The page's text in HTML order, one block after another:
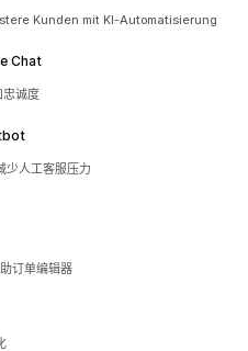
Kunden mit KI-Automatisierung
Chat
忠诚度
少人工客服压力
订单编辑器